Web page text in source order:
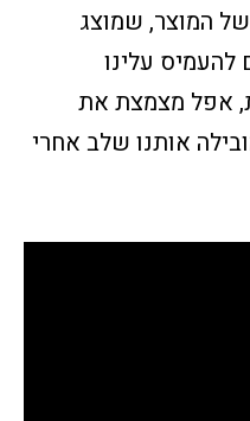
המוצר, שמוצג
עלינו
אפל מצמצת את
אותנו שלב אחרי